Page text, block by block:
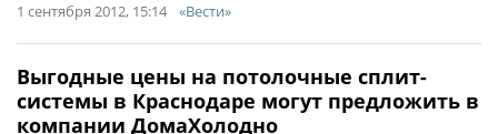
1 сентября 2012, 15:14 «Вести»
Выгодные цены на потолочные сплит-
системы в Краснодаре могут предложить в
компании ДомаХолодно